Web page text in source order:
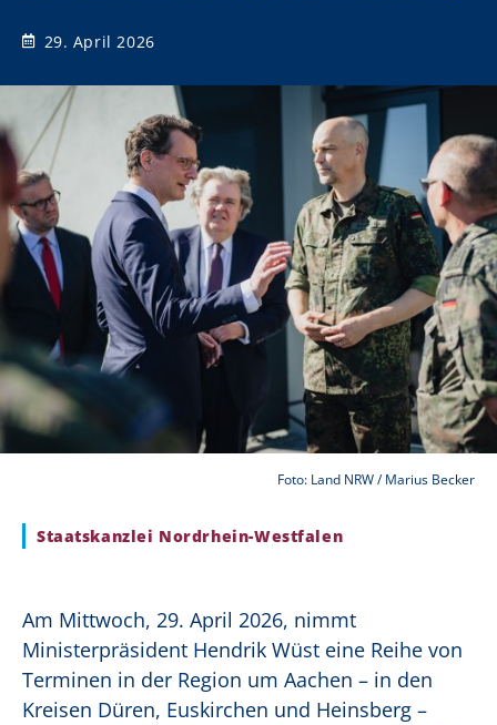
29. April 2026
Foto: Land NRW / Marius Becker
Staatskanzlei Nordrhein-Westfalen
Am Mittwoch, 29. April 2026, nimmt
Ministerpräsident Hendrik Wüst eine Reihe von
Terminen in der Region um Aachen – in den
Kreisen Düren, Euskirchen und Heinsberg –